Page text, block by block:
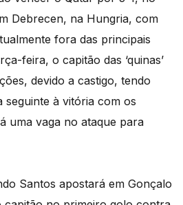
Debrecen, na Hungria, com
fora das principais
feira, o capitão das ‘quinas’
devido a castigo, tendo
seguinte à vitória com os
uma vaga no ataque para
Santos apostará em Gonçalo